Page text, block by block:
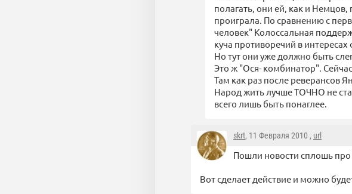
полагать, они ей, как и
проиграла. По сравнению с
человек" Колоссальная
куча противоречий в
Но тут они уже должно быть
Это ж "Ося- комбинатор".
Там как раз после реверансов
Народ жить лучше ТОЧНО не
всего лишь быть понаглее.
skrt, 11 Февраля 2010 , url
Пошли новости сплошь
Вот сделает действие и можно